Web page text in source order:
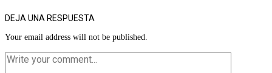
DEJA UNA RESPUESTA
Your email address will not be published.